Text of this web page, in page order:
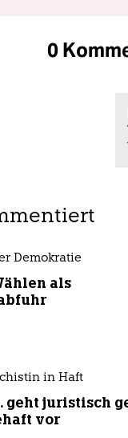
0
Demokratie
als
in Haft
geht juristisch
vor